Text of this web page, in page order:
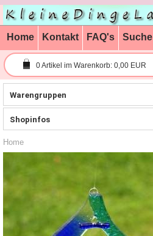
Home Kontakt FAQ's Suche
0Artikel im Warenkorb: 0,00 EUR
Warengruppen
Shopinfos
Home